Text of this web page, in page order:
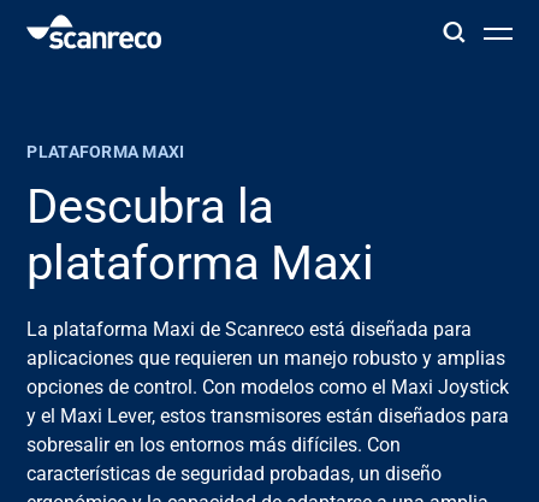
Productividad y seguridad del operador
Industrias
Centro de conocimiento
PLATAFORMA MAXI
Descubra la
plataforma Maxi
La plataforma Maxi deScanreco está diseñada para
aplicaciones que requieren un manejo robusto y amplias
opciones de control. Con modelos como el Maxi Joystick
y el Maxi Lever, estos transmisores están diseñados para
sobresalir en losentornos más difíciles. Con
características de seguridad probadas, un diseño